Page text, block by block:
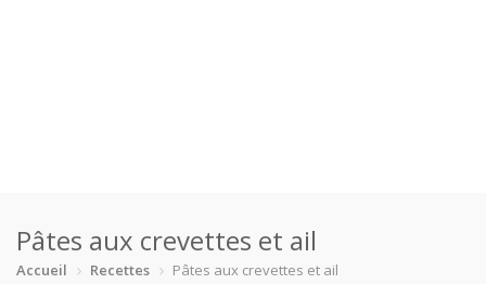
Catégories
Pâtes aux crevettes et ail
Accueil Recettes Pâtes aux crevettes et ail